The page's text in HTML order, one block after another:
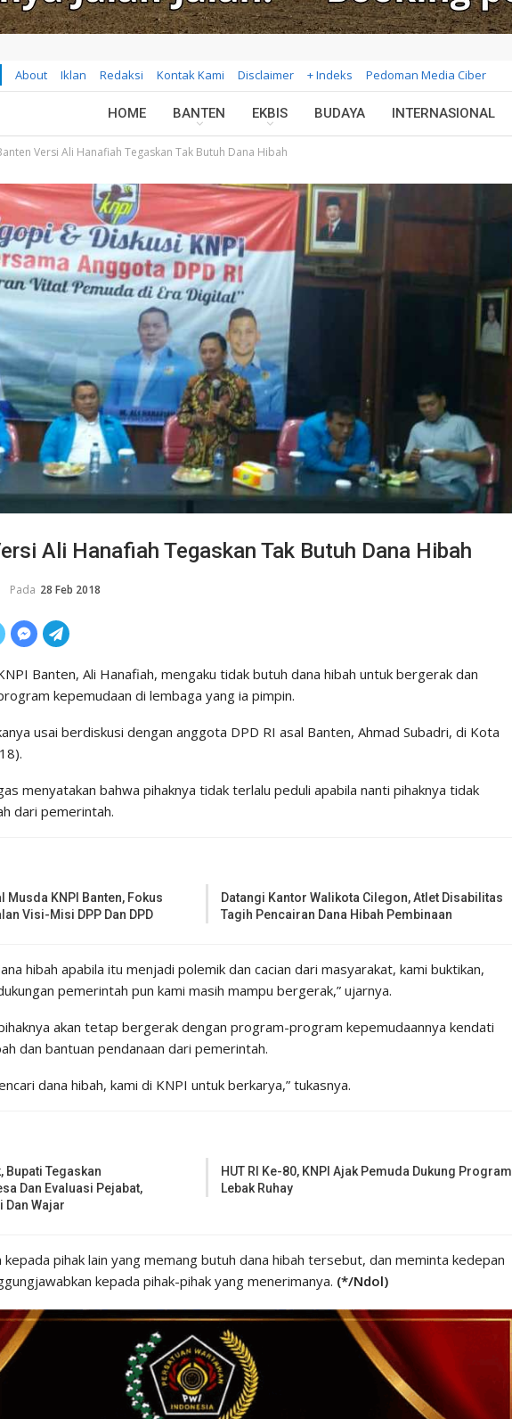
About Iklan Redaksi Kontak Kami Disclaimer + Indeks Pedoman Media Ciber
HOME BANTEN EKBIS BUDAYA INTERNASIONAL
Versi Ali Hanafiah Tegaskan Tak Butuh Dana Hibah
Ali Hanafiah Tegaskan Tak Butuh Dana Hibah
Pada 28 Feb 2018
Banten, Ali Hanafiah, mengaku tidak butuh dana hibah untuk bergerak dan
kepemudaan di lembaga yang ia pimpin.
usai berdiskusi dengan anggota DPD RI asal Banten, Ahmad Subadri, di Kota
menyatakan bahwa pihaknya tidak terlalu peduli apabila nanti pihaknya tidak
dari pemerintah.
Musda KNPI Banten, Fokus
Visi-Misi DPP Dan DPD
Datangi Kantor Walikota Cilegon, Atlet Disabilitas
Tagih Pencairan Dana Hibah Pembinaan
hibah apabila itu menjadi polemik dan cacian dari masyarakat, kami buktikan,
pemerintah pun kami masih mampu bergerak,” ujarnya.
akan tetap bergerak dengan program-program kepemudaannya kendati
dan bantuan pendanaan dari pemerintah.
dana hibah, kami di KNPI untuk berkarya,” tukasnya.
Bupati Tegaskan
Dan Evaluasi Pejabat,
Dan Wajar
HUT RI Ke-80, KNPI Ajak Pemuda Dukung Program
Lebak Ruhay
kepada pihak lain yang memang butuh dana hibah tersebut, dan meminta kedepan
kepada pihak-pihak yang menerimanya. (*/Ndol)